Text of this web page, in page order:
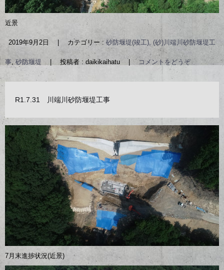
近景
2019年9月2日 カテゴリー : 砂防堰堤(竣工), (砂)川端川砂防堰堤工
事 砂防堰堤 | 投稿者 : daikikaihatu コメントをどうぞ
R1.7.31 川端川砂防堰堤工事
7月末進捗状況(近景)